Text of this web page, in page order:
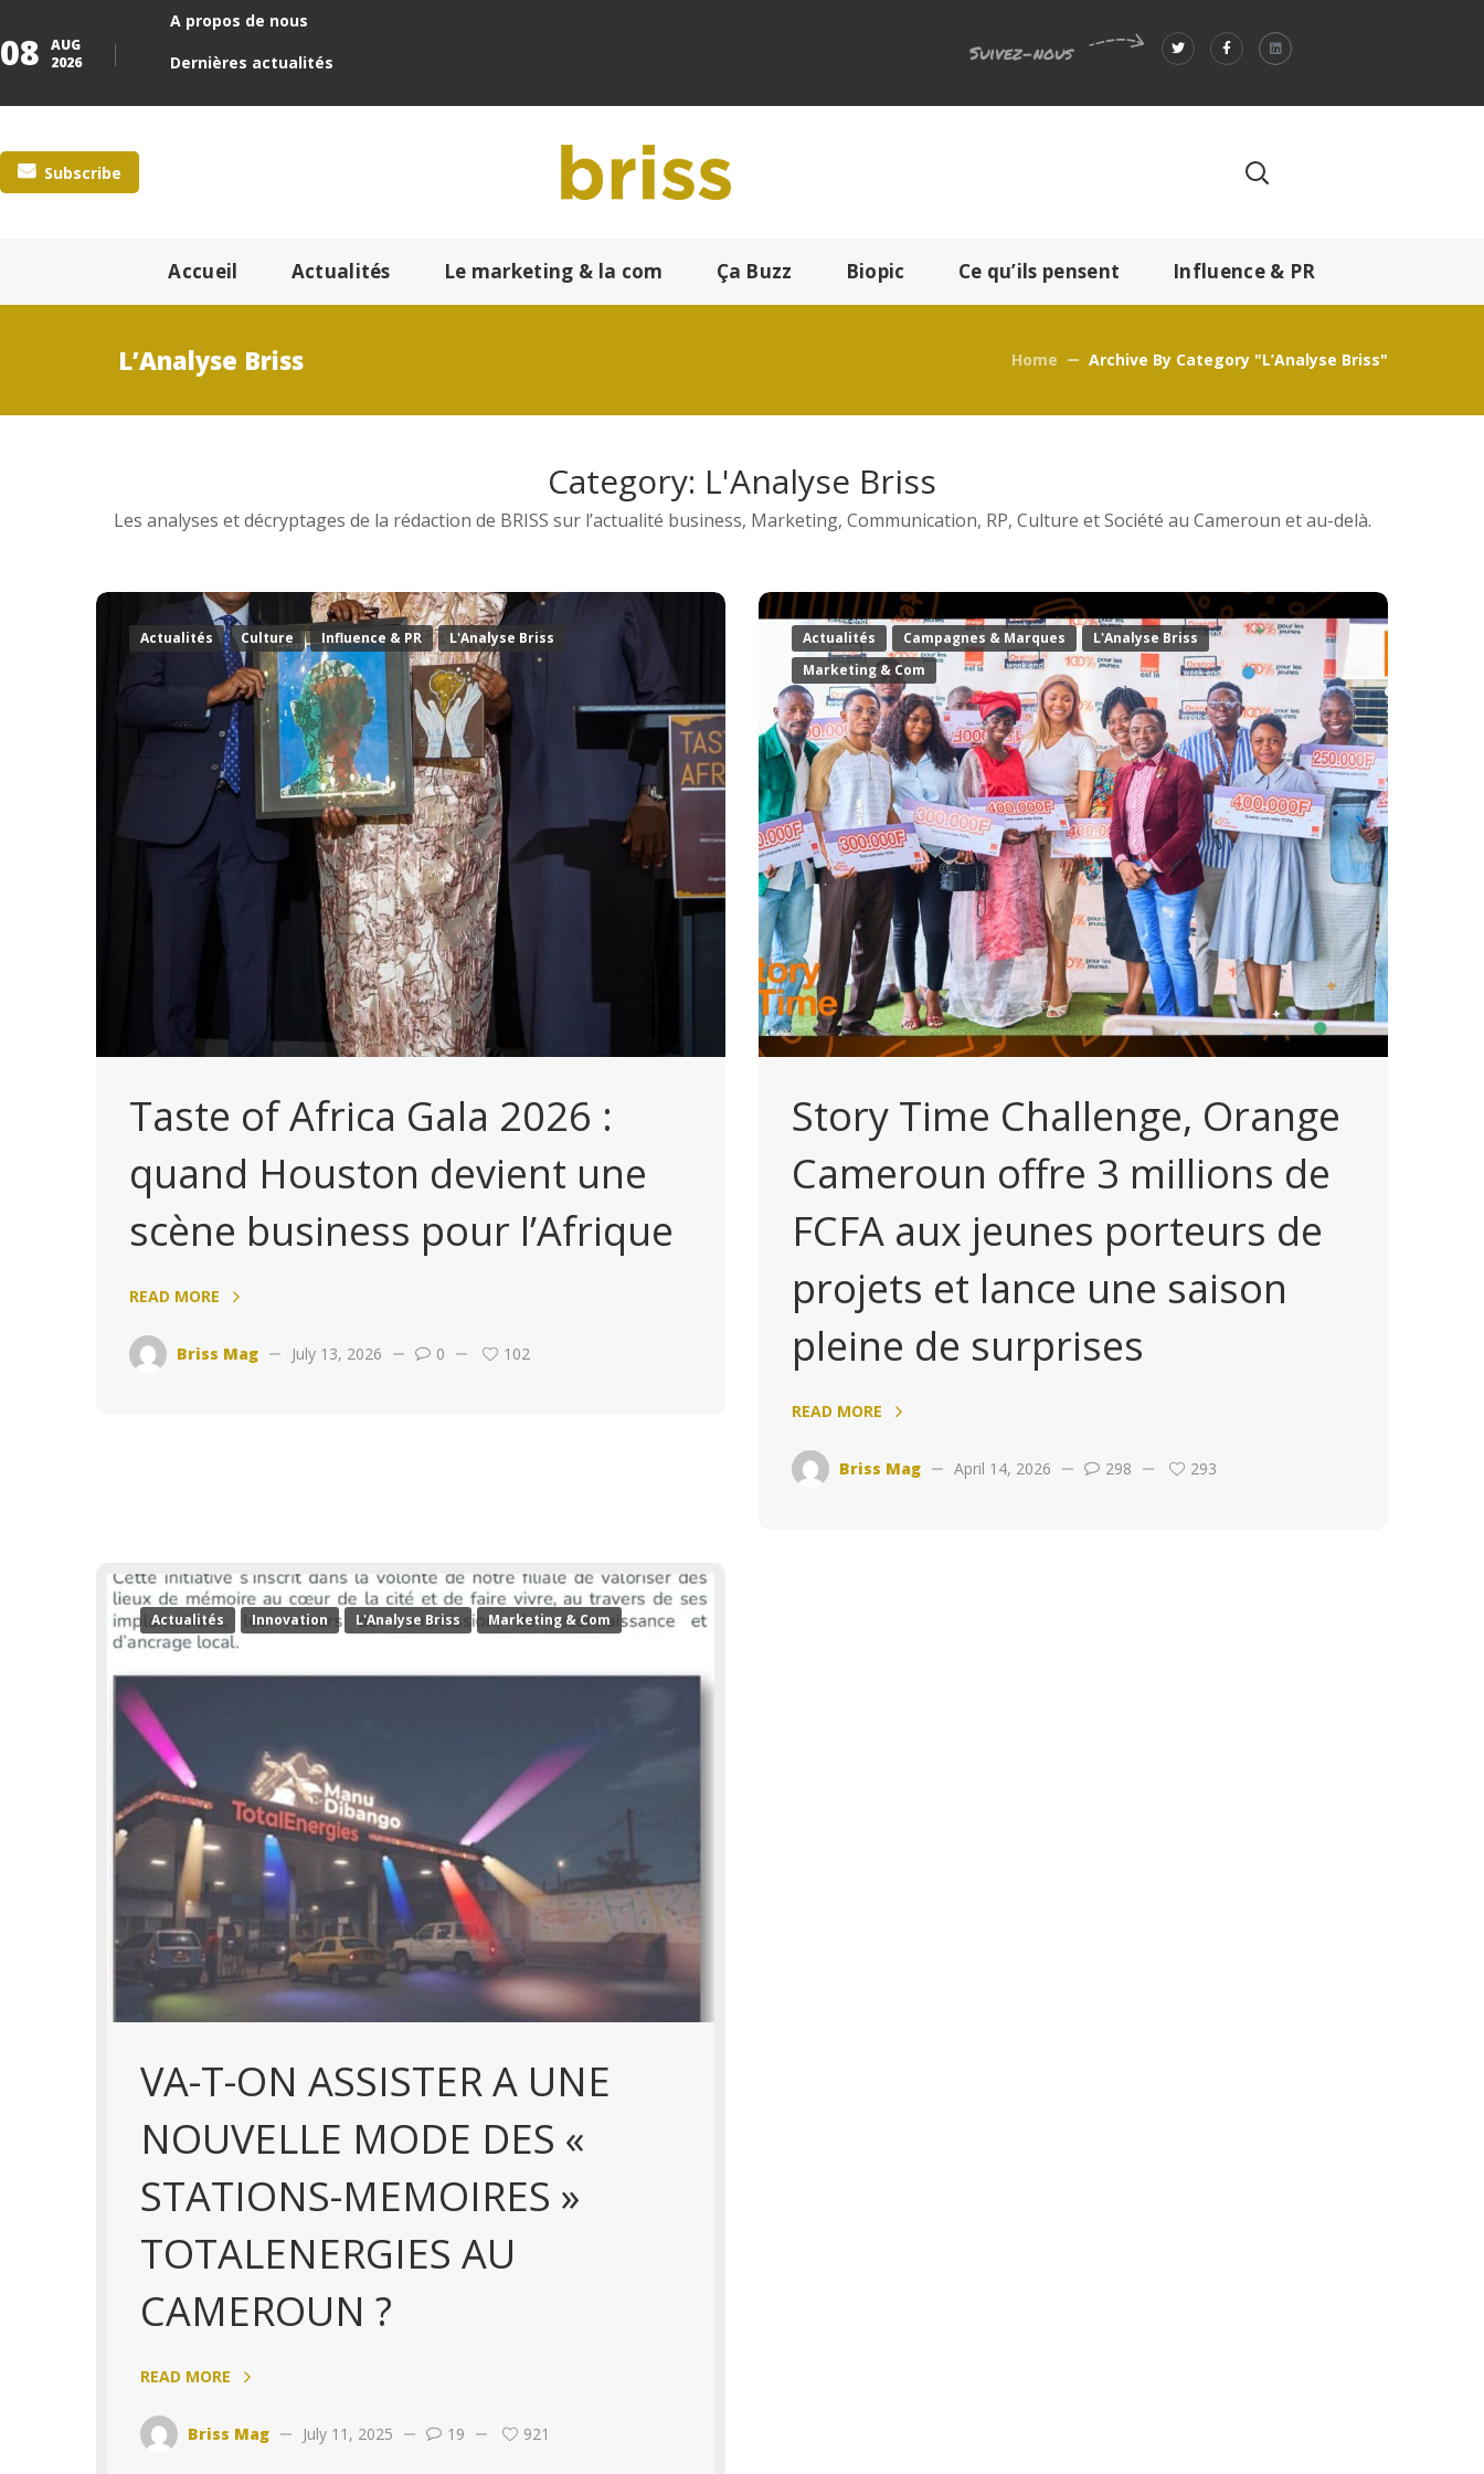
08
AUG
2026
A propos de nous
Dernières actualités
Suivez-nous
Subscribe
Accueil Actualités Le marketing & la com Ça Buzz Biopic Ce qu’ils pensent Influence & PR
L’Analyse Briss Home Archive By Category "L’Analyse Briss"
Category: L'Analyse Briss
Les analyses et décryptages de la rédaction de BRISS sur l’actualité business, Marketing, Communication, RP, Culture et Société au Cameroun et au-delà.
Actualités Culture Influence & PR L'Analyse Briss
Taste of Africa Gala 2026 :
quand Houston devient une
scène business pour l’Afrique
READ MORE
Briss Mag July 13, 2026 0 102
Actualités Campagnes & Marques
L'Analyse Briss
Marketing & Com
Story Time Challenge, Orange
Cameroun offre 3 millions de
FCFA aux jeunes porteurs de
projets et lance une saison
pleine de surprises
READ MORE
Briss Mag April 14, 2026 298 293
Actualités Innovation L'Analyse Briss Marketing & Com
VA-T-ON ASSISTER A UNE
NOUVELLE MODE DES «
STATIONS-MEMOIRES »
TOTALENERGIES AU
CAMEROUN ?
READ MORE
Briss Mag July 11, 2025 19 921